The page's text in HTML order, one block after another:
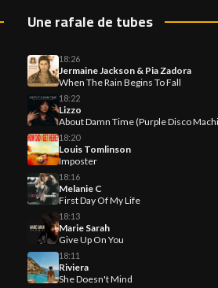
Une rafale de tubes
18:26
Jermaine Jackson & Pia Zadora
When The Rain Begins To Fall
18:22
Lizzo
About Damn Time (Purple Disco
18:20
Louis Tomlinson
Imposter
18:16
Melanie C
First Day Of My Life
18:13
Marie Sarah
Give Up On You
18:11
Riviera
She Doesn't Mind